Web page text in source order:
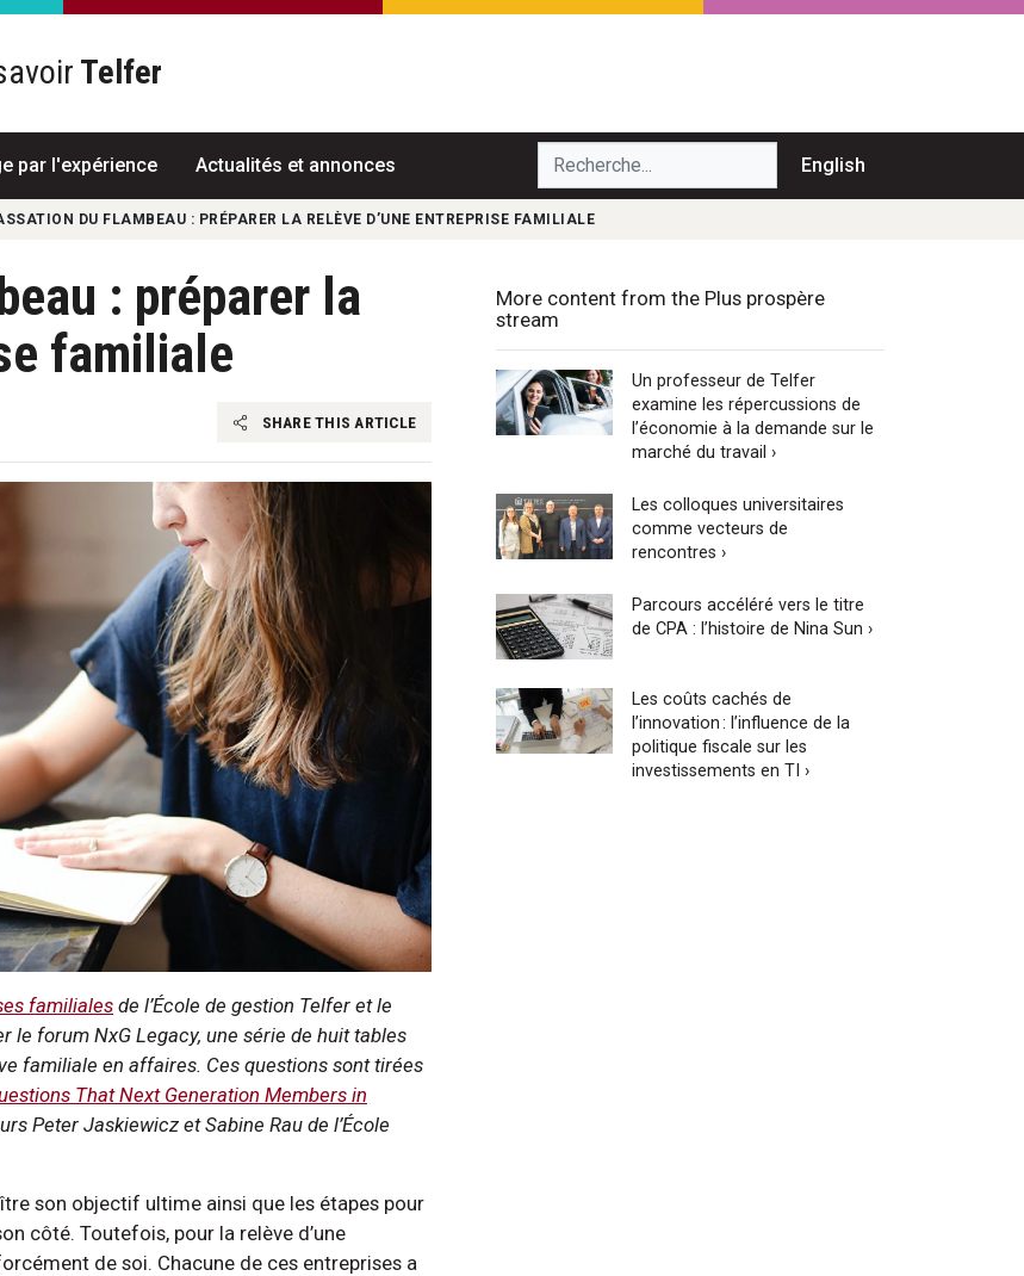
Telfer
par l'expérience Actualités et annonces Recherche... English
DU FLAMBEAU : PRÉPARER LA RELÈVE D’UNE ENTREPRISE FAMILIALE
: préparer la
familiale
SHARE THIS ARTICLE
familiales de l’École de gestion Telfer et le
le forum NxG Legacy, une série de huit tables
familiale en affaires. Ces questions sont tirées
That Next Generation Members in
Peter Jaskiewicz et Sabine Rau de l’École
son objectif ultime ainsi que les étapes pour
côté. Toutefois, pour la relève d’une
de soi. Chacune de ces entreprises a
More content from the Plus prospère
stream
Un professeur de Telfer
examine les répercussions de
l’économie à la demande sur le
marché du travail ›
Les colloques universitaires
comme vecteurs de
rencontres ›
Parcours accéléré vers le titre
de CPA : l’histoire de Nina Sun ›
Les coûts cachés de
l’innovation : l’influence de la
politique fiscale sur les
investissements en TI ›